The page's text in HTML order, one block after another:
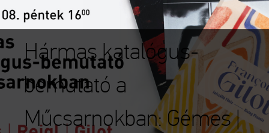
Hármas katalógus-
bemutató a
Műcsarnokban: Gémes |